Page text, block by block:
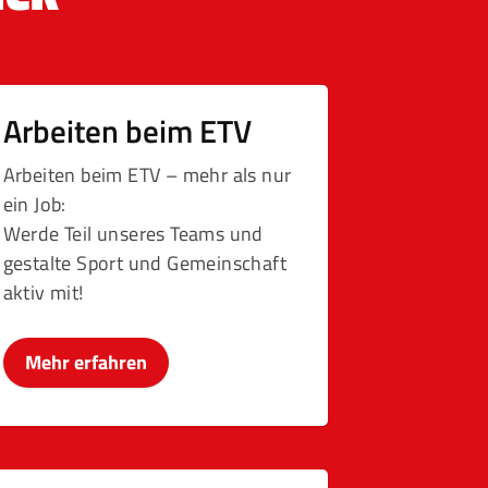
Arbeiten beim ETV
Arbeiten beim ETV – mehr als nur
ein Job:
Werde Teil unseres Teams und
gestalte Sport und Gemeinschaft
aktiv mit!
Mehr erfahren